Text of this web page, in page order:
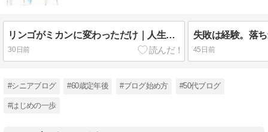
リンゴがミカンに変わっただけ｜人生は、同じテーマを形を変えて運んでくる
30日前 45日前
#シニアブログ #60歳定年後 #ブログ始め方 #50代ブログ
#はじめの一歩